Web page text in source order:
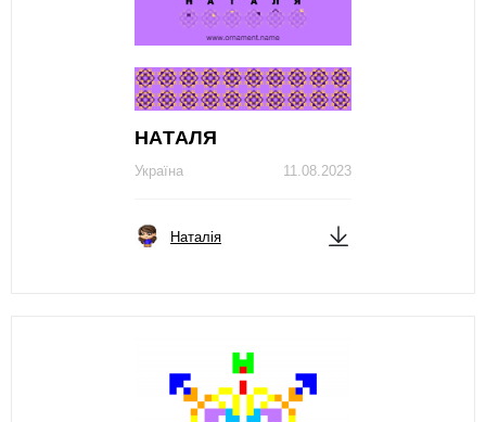
НAТAЛЯ
11.08.2023
Україна
Наталія